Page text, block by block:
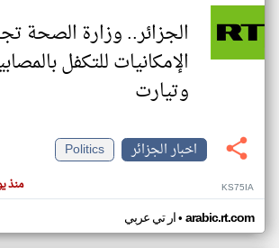
الجزائر.. وزارة الصحة
الإمكانيات للتكفل
وتيارت
اخبار الجزائر
Politics
منذ KS75IA
ار تي عربي• arabic.rt.com